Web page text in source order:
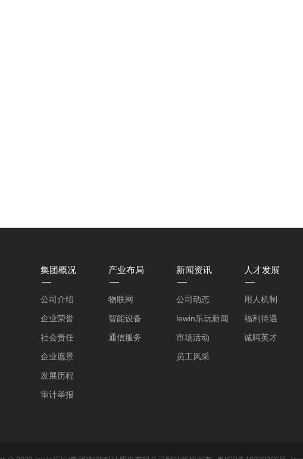
集团概况
公司介绍
企业荣誉
社会责任
企业愿景
发展历程
审计举报
产业布局
物联网
智能设备
通信服务
新闻资讯
公司动态
lewin乐玩新闻
市场活动
员工风采
人才发展
用人机制
福利待遇
诚聘英才